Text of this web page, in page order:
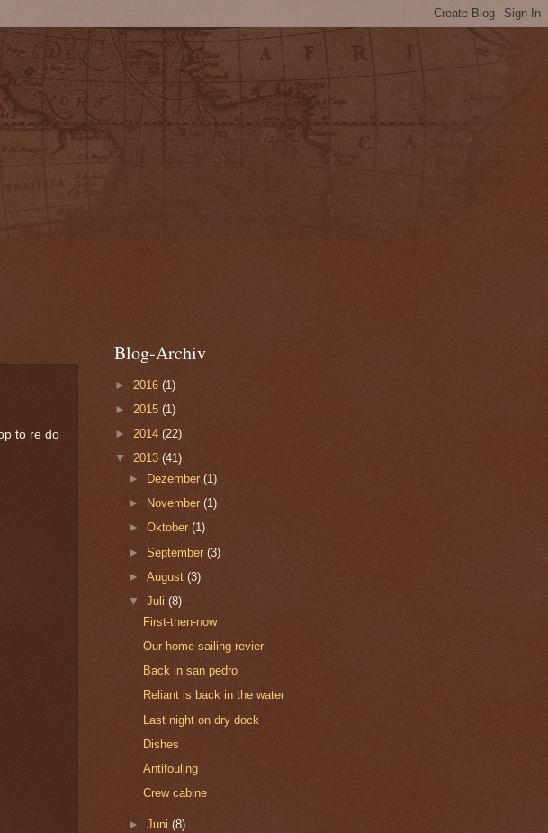
to re do
Blog-Archiv
► 2016 (1)
► 2015 (1)
► 2014 (22)
▼ 2013 (41)
►
Dezember(1)
►
November(1)
►Oktober(1)
►September(3)
►August(3)
▼Juli(8)
First-then-now
Our home sailing revier
Back in san pedro
Reliant is back in the water
Last night on dry dock
Dishes
Antifouling
Crew cabine
►Juni(8)